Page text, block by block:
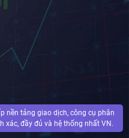
nền tảng giao dịch, công cụ phân
xác, đầy đủ và hệ thống nhất VN.